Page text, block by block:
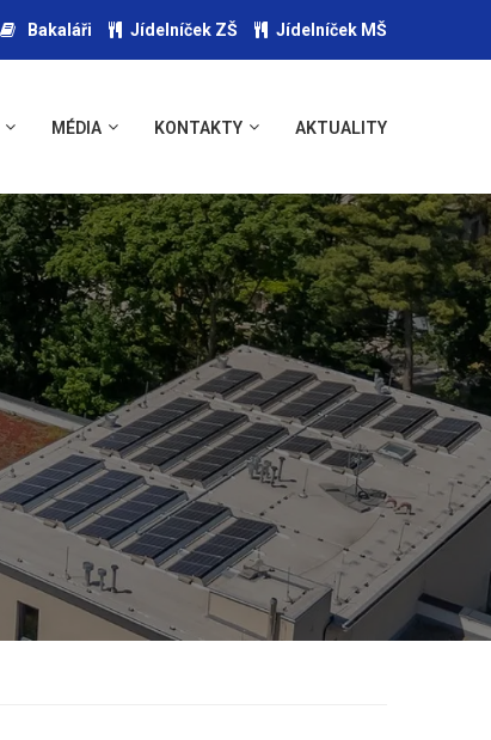
Bakaláři Jídelníček ZŠ Jídelníček MŠ
MÉDIA KONTAKTY AKTUALITY